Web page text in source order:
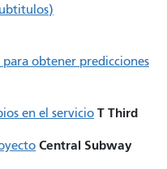
obtener predicciones
en el servicio T Third
Central Subway